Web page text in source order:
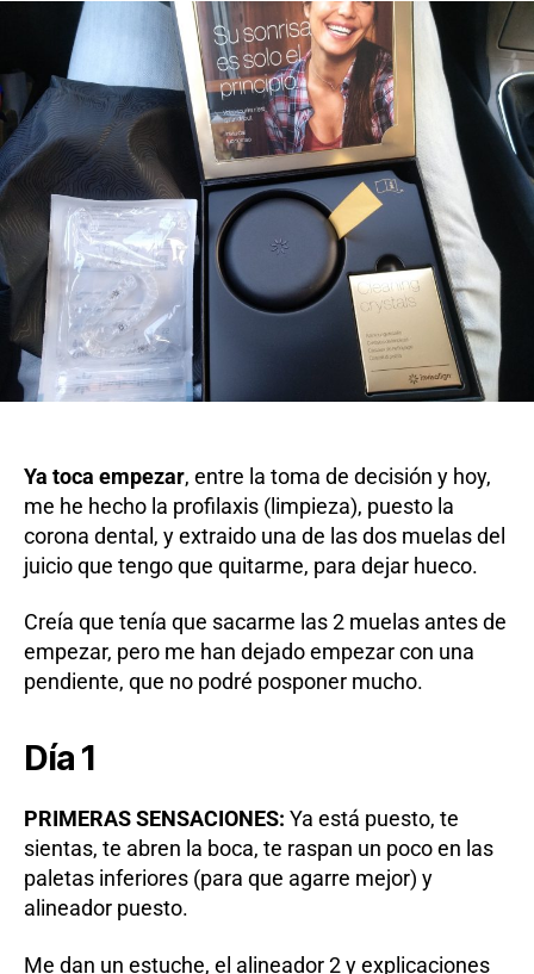
y
2
Ya toca empezar, entre la toma de decisión y hoy,
me he hecho la profilaxis (limpieza), puesto la
corona dental, y extraido una de las dos muelas del
juicio que tengo que quitarme, para dejar hueco.
Creía que tenía que sacarme las 2 muelas antes de
empezar, pero me han dejado empezar con una
pendiente, que no podré posponer mucho.
Día 1
PRIMERAS SENSACIONES: Ya está puesto, te
sientas, te abren la boca, te raspan un poco en las
paletas inferiores (para que agarre mejor) y
alineador puesto.
Me dan un estuche, el alineador 2 y explicaciones